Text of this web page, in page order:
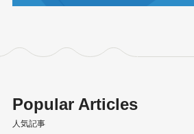
Popular Articles
人気記事